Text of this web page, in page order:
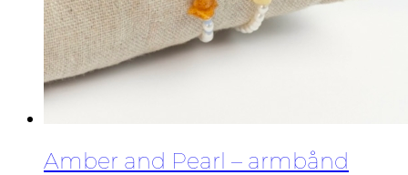
Amber and Pearl – armbånd